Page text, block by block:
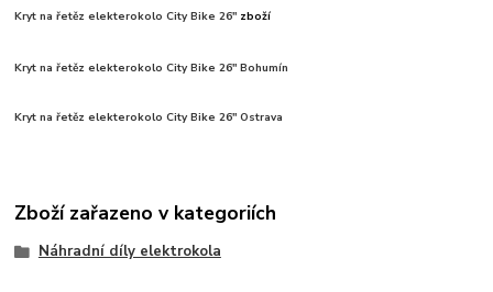
Kryt na řetěz elekterokolo City Bike 26" zboží
Kryt na řetěz elekterokolo City Bike 26" Bohumín
Kryt na řetěz elekterokolo City Bike 26" Ostrava
Zboží zařazeno v kategoriích
Náhradní díly elektrokola